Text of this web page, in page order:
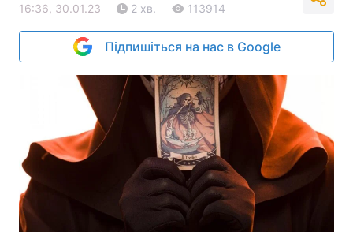
16:36, 30.01.23 2 хв. 113914
Підпишіться на нас в Google